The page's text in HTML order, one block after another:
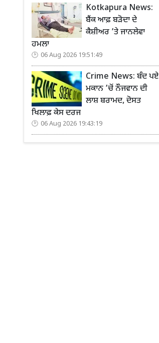
Kotkapura News:
ਬੈਂਕ ਆਫ਼ ਬੜੋਦਾ ਦੇ
ਕੈਸ਼ੀਅਰ ’ਤੇ ਜਾਨਲੇਵਾ
ਹਮਲਾ
06 Aug 2026 19:51:49
Crime News: ਬੰਦ ਪਏ
ਮਕਾਨ ’ਚੋਂ ਨੌਜਵਾਨ ਦੀ
ਲਾਸ਼ ਬਰਾਮਦ, ਦੋਸਤ
ਖਿਲਾਫ਼ ਕੇਸ ਦਰਜ
06 Aug 2026 19:43:19